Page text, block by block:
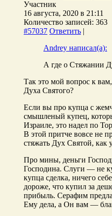
Участник
16 августа, 2020 в 21:11
Количество записей: 363
#57037 Ответить |
Andrey написал(а):
А где о Стяжании
Так это мой вопрос к
Духа Святого?
Если вы про купца с
смышленый купец,
Израиле, это надел по
В этой притче вовсе не
стяжать Дух Святой, как
Про мины, деньги
Господина. Слуги — не
купца сделка, ничего
дороже, что купил за
прибыль. Серафим
Ему дела, а Он вам —